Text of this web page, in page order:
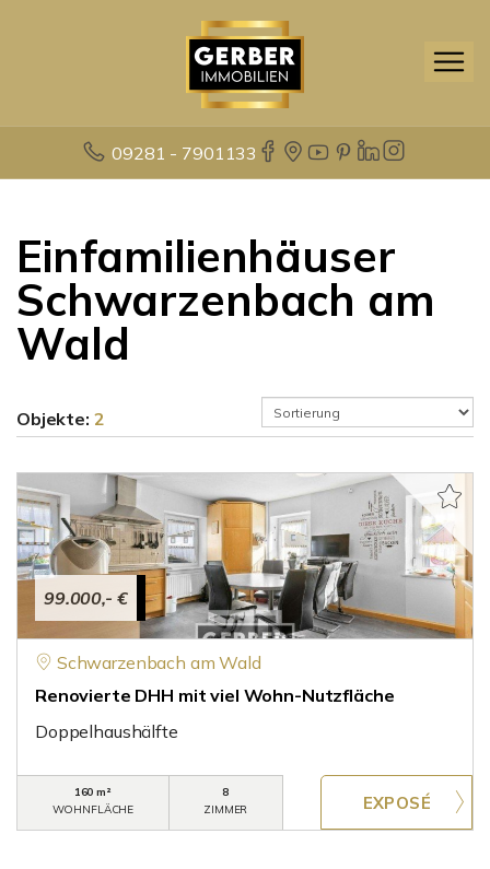
09281 - 7901133
Einfamilienhäuser
Schwarzenbach am
Wald
Objekte: 2
99.000,- €
Schwarzenbach am Wald
Renovierte DHH mit viel Wohn-Nutzfläche
Doppelhaushälfte
160 m²
WOHNFLÄCHE
8
ZIMMER